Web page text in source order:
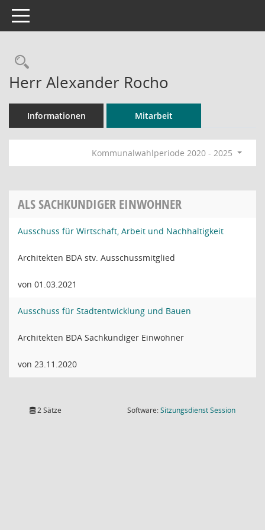
Toggle navigation
Rechercheauswahl
Herr Alexander Rocho
Informationen Mitarbeit
Kommunalwahlperiode 2020 - 2025
ALS SACHKUNDIGER EINWOHNER
Ausschuss für Wirtschaft, Arbeit und Nachhaltigkeit
Architekten BDA stv. Ausschussmitglied
von 01.03.2021
Ausschuss für Stadtentwicklung und Bauen
Architekten BDA Sachkundiger Einwohner
von 23.11.2020
2 Sätze Software:SitzungsdienstSession(Wird in